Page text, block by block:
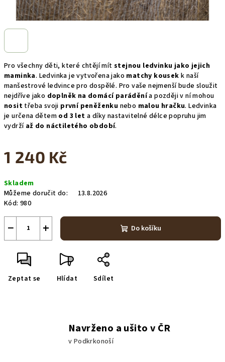
Pro všechny děti, které chtějí mít stejnou ledvinku jako jejich
maminka. Ledvinka je vytvořena jako matchy kousek k naší
manšestrové ledvince pro dospělé. Pro vaše nejmenší bude sloužit
nejdříve jako doplněk na domácí paráděnía později v ní mohou
nosit třeba svoji první peněženku nebo malou hračku. Ledvinka
je určena dětem od 3 let a díky nastavitelné délce popruhu jim
vydrží až do náctiletého období.
1 240 Kč
cena:
Skladem
Můžeme doručit do:
13.8.2026
Kód: 980
+
− Do košíku
Zeptat se Hlídat Sdílet
Navrženo a ušito v ČR
v Podkrkonoší